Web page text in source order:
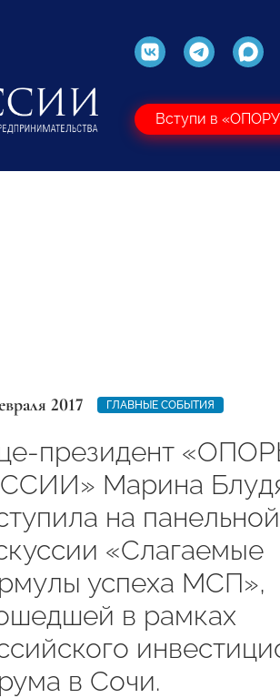
Вступи в
2017 ГЛАВНЫЕ СОБЫТИЯ
президент
Марина
на панельной
«Слагаемые
успеха МСП»,
в рамках
в Сочи.